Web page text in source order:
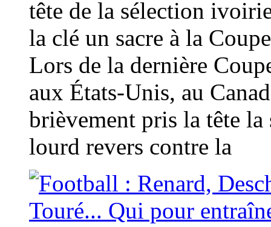
tête de la sélection
la clé un sacre à la
Lors de la dernière
aux États-Unis, au
brièvement pris la tête
lourd revers contre la